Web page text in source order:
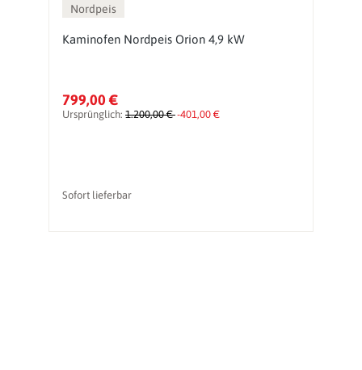
Nordpeis
Kaminofen Nordpeis Orion 4,9 kW
799,00 €
Ursprünglich: 1.200,00 €-401,00 €
Sofort lieferbar